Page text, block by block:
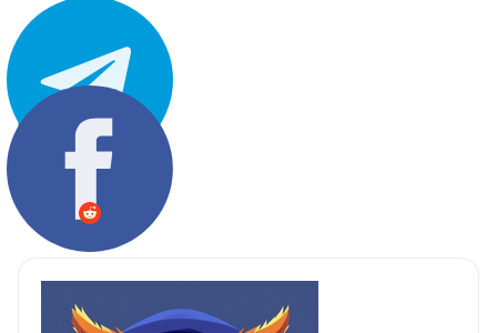
Paylaş: